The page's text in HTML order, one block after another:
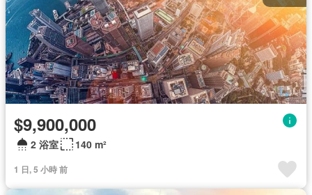
$9,900,000
2 浴室 140 m²
1 日, 5 小時 前